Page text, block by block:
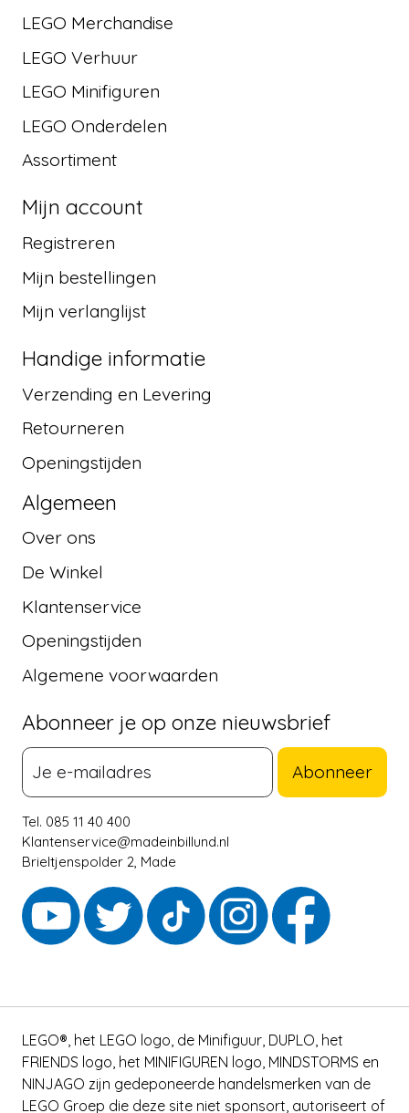
LEGO Merchandise
LEGO Verhuur
LEGO Minifiguren
LEGO Onderdelen
Assortiment
Mijn account
Registreren
Mijn bestellingen
Mijn verlanglijst
Handige informatie
Verzending en Levering
Retourneren
Openingstijden
Algemeen
Over ons
De Winkel
Klantenservice
Openingstijden
Algemene voorwaarden
Abonneer je op onze nieuwsbrief
Abonneer
Tel. 085 11 40 400
Klantenservice@madeinbillund.nl
Brieltjenspolder 2, Made
LEGO®, het LEGO logo, de Minifiguur, DUPLO, het
FRIENDS logo, het MINIFIGUREN logo, MINDSTORMS en
NINJAGO zijn gedeponeerde handelsmerken van de
LEGO Groep die deze site niet sponsort, autoriseert of